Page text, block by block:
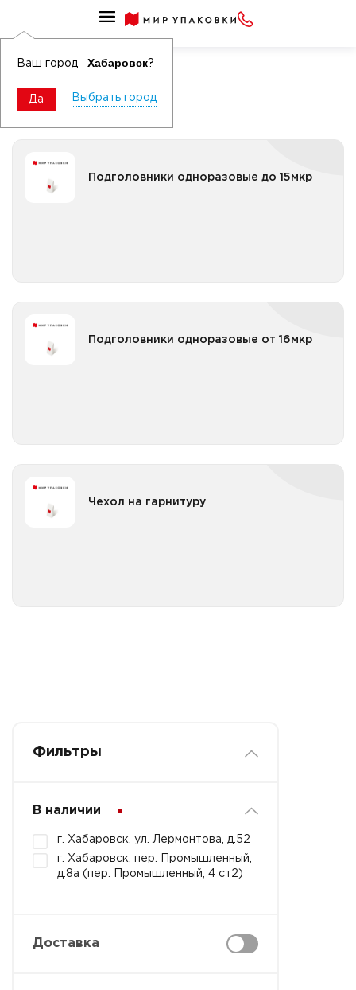
Ваш город Хабаровск?
Да Выбрать город
Авиа
Подголовники одноразовые до 15мкр
Подголовники одноразовые от 16мкр
Чехол на гарнитуру
Фильтры
В наличии
г. Хабаровск, ул. Лермонтова, д.52
г. Хабаровск, пер. Промышленный,
д.8а (пер. Промышленный, 4 ст2)
Доставка